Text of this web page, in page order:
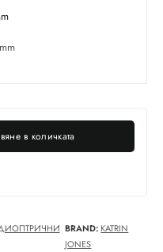
в количката
BRAND: KATRIN
JONES